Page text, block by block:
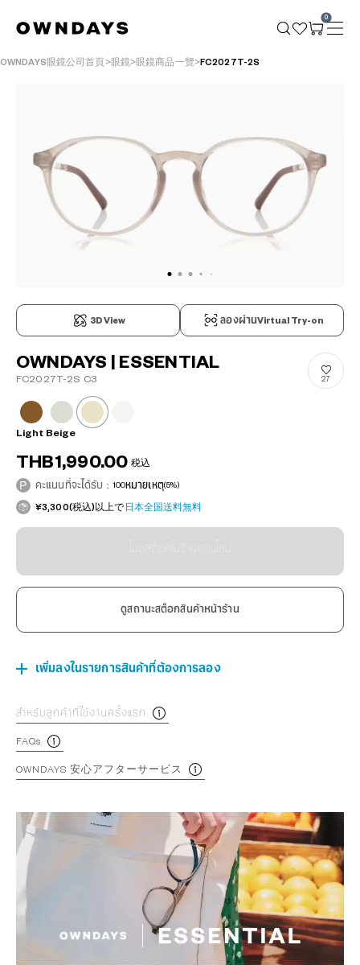
0
OWNDAYS眼鏡公司首頁 眼鏡 眼鏡商品一覽 FC2027T-2S
3D View ลองผ่านVirtual Try-on
OWNDAYS | ESSENTIAL
FC2027T-2S C3 27
Light Beige
THB1,990.00 税込
คะแนนที่จะได้รับ：100หมายเหตุ(5%)
¥3,300(税込)以上で 日本全国送料無料
ดูสถานะสต็อกสินค้าหน้าร้าน
เพิ่มลงในรายการสินค้าที่ต้องการลอง
สำหรับลูกค้าที่ใช้งานครั้งแรก
FAQs
OWNDAYS 安心アフターサービス